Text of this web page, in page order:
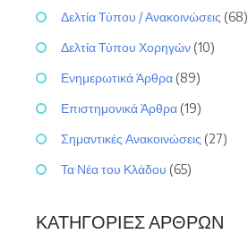
Δελτία Τύπου / Ανακοινώσεις (68)
Δελτία Τύπου Χορηγών (10)
Ενημερωτικά Άρθρα (89)
Επιστημονικά Άρθρα (19)
Σημαντικές Ανακοινώσεις (27)
Τα Νέα του Κλάδου (65)
ΚΑΤΗΓΟΡΊΕΣ ΆΡΘΡΩΝ